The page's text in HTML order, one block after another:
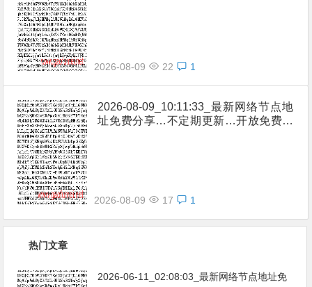
2026-08-09 22 1
2026-08-09_10:11:33_最新网络节点地
址免费分享…不定期更新…开放免费分
2026-08-09 17 1
热门文章
2026-06-11_02:08:03_最新网络节点地址免